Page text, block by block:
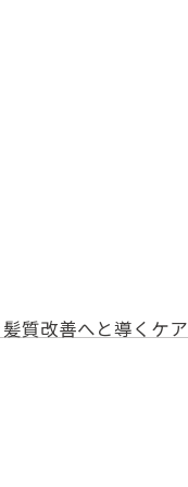
質改善へと導くケア